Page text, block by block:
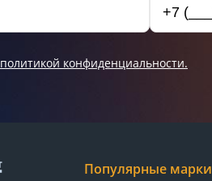
политикой конфиденциальности.
Популярные марки